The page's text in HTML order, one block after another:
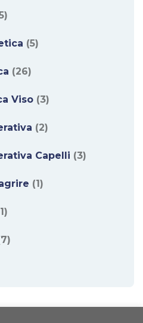
(5)
(26)
Viso (3)
(2)
Capelli (3)
(1)